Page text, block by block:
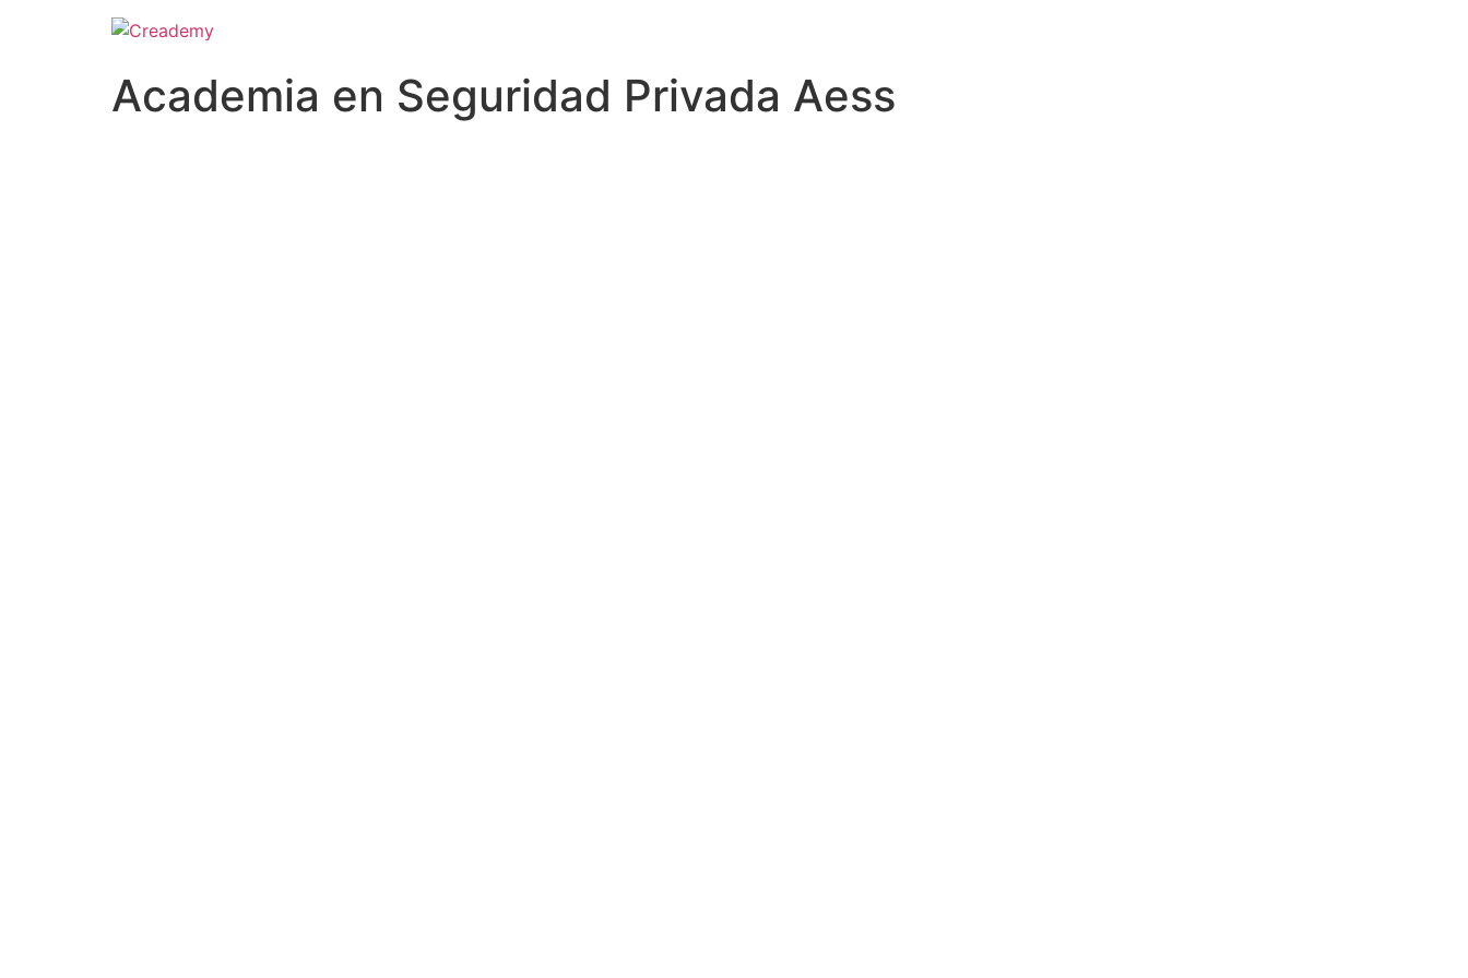
Academia en Seguridad Privada Aess